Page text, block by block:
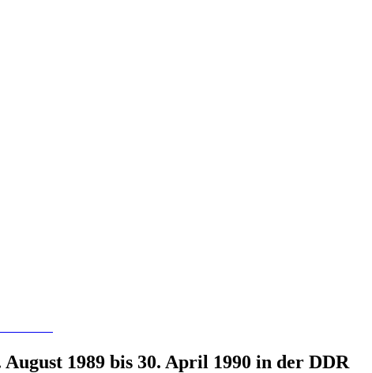
1989 bis 30. April 1990 in der DDR